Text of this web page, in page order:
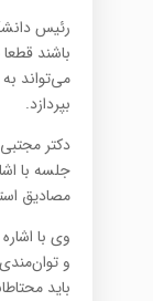
رئیس
باشند
می‌تواند
بپردازد.
دکتر
جلسه با
مصادیق
وی با
و
باید